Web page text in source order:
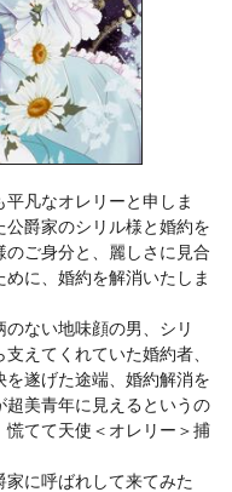
凡なオレリーと申しま
爵家のシリル様と婚約を
のご身分と、麗しさに見合
に、婚約を解消いたしま
ない地味顔の男、シリ
えてくれていた婚約者、
遂げた途端、婚約解消を
超美青年に見えるというの
慌てて天使＜オレリー＞捕
に呼ばれして来てみた